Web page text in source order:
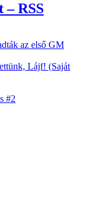
– RSS
az első GM
Lájf! (Saját
#2